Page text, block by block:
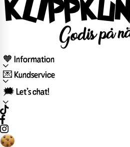
🧡 Information
💌 Kundservice
🗯️ Let’s chat!